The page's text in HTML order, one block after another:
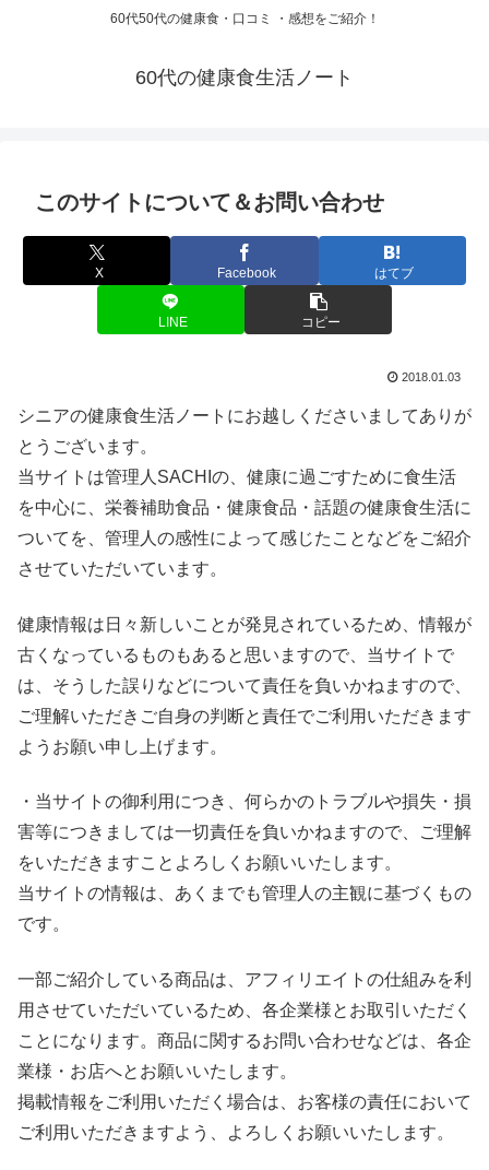
60代50代の健康食・口コミ ・感想をご紹介！
60代の健康食生活ノート
このサイトについて＆お問い合わせ
X Facebook はてブ
LINE コピー
2018.01.03
シニアの健康食生活ノートにお越しくださいましてありが
とうございます。
当サイトは管理人SACHIの、健康に過ごすために食生活
を中心に、栄養補助食品・健康食品・話題の健康食生活に
ついてを、管理人の感性によって感じたことなどをご紹介
させていただいています。
健康情報は日々新しいことが発見されているため、情報が
古くなっているものもあると思いますので、当サイトで
は、そうした誤りなどについて責任を負いかねますので、
ご理解いただきご自身の判断と責任でご利用いただきます
ようお願い申し上げます。
・当サイトの御利用につき、何らかのトラブルや損失・損
害等につきましては一切責任を負いかねますので、ご理解
をいただきますことよろしくお願いいたします。
当サイトの情報は、あくまでも管理人の主観に基づくもの
です。
一部ご紹介している商品は、アフィリエイトの仕組みを利
用させていただいているため、各企業様とお取引いただく
ことになります。商品に関するお問い合わせなどは、各企
業様・お店へとお願いいたします。
掲載情報をご利用いただく場合は、お客様の責任において
ご利用いただきますよう、よろしくお願いいたします。